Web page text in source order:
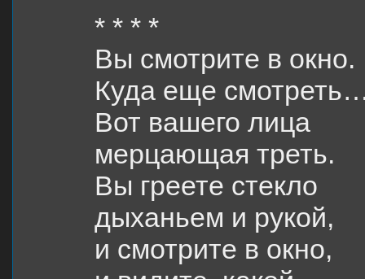
* * * *
Вы смотрите в окно.
Куда еще
Вот вашего лица
мерцающая треть.
Вы греете стекло
дыханьем и рукой,
и смотрите в окно,